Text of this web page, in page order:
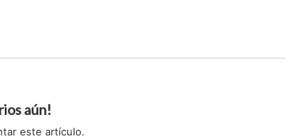
aún!
este artículo.